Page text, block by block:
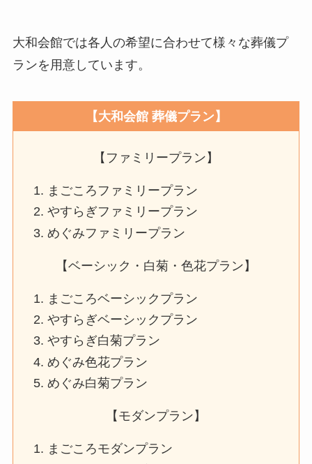
大和会館では各人の希望に合わせて様々な葬儀プ
ランを用意しています。
【大和会館 葬儀プラン】
【ファミリープラン】
まごころファミリープラン
やすらぎファミリープラン
めぐみファミリープラン
【ベーシック・白菊・色花プラン】
まごころベーシックプラン
やすらぎベーシックプラン
やすらぎ白菊プラン
めぐみ色花プラン
めぐみ白菊プラン
【モダンプラン】
まごころモダンプラン